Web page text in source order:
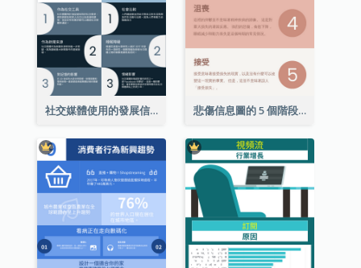
社交媒體使用的發展信息圖表 悲傷信息圖的 5 個階段（附解釋）